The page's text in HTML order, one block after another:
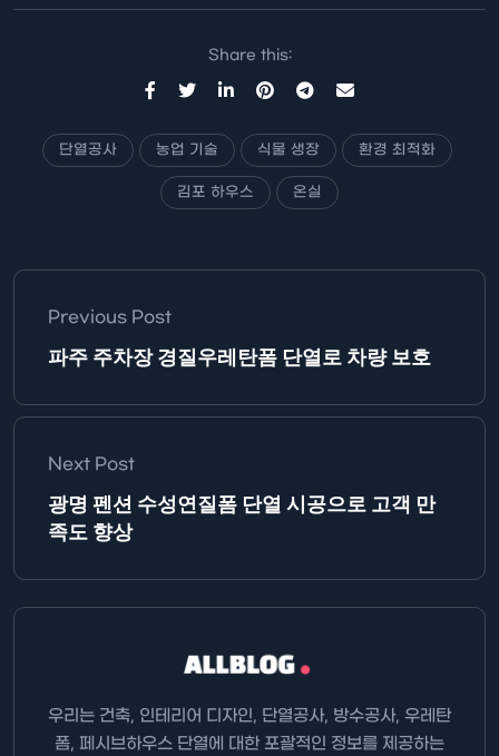
진행하고…
Share this:
단열공사 농업 기술 식물 생장 환경 최적화
김포 하우스 온실
Previous Post
파주 주차장 경질우레탄폼 단열로 차량 보호
Next Post
광명 펜션 수성연질폼 단열 시공으로 고객 만
족도 향상
우리는 건축, 인테리어 디자인, 단열공사, 방수공사, 우레탄
폼, 페시브하우스 단열에 대한 포괄적인 정보를 제공하는